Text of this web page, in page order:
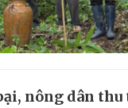
nông dân